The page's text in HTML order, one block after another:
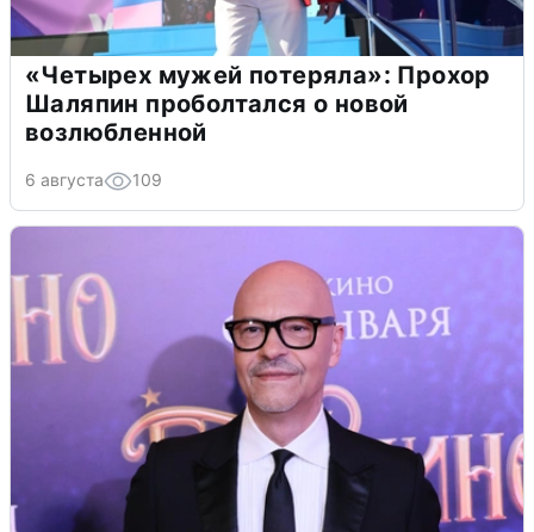
«Четырех мужей потеряла»: Прохор
Шаляпин проболтался о новой
возлюбленной
6 августа 109